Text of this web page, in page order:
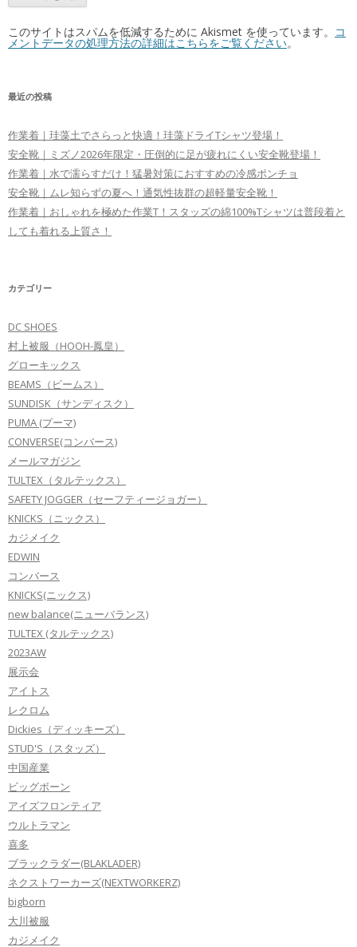
このサイトはスパムを低減するために Akismet を使っています。 コ
メントデータの処理方法の詳細はこちらをご覧ください。
最近の投稿
作業着｜珪藻土でさらっと快適！珪藻ドライTシャツ登場！
安全靴｜ミズノ2026年限定・圧倒的に足が疲れにくい安全靴登場！
作業着｜水で濡らすだけ！猛暑対策におすすめの冷感ポンチョ
安全靴｜ムレ知らずの夏へ！通気性抜群の超軽量安全靴！
作業着｜おしゃれを極めた作業T！スタッズの綿100%Tシャツは普段着と
しても着れる上質さ！
カテゴリー
DC SHOES
村上被服（HOOH-鳳皇）
グローキックス
BEAMS（ビームス）
SUNDISK（サンディスク）
PUMA (プーマ)
CONVERSE(コンバース)
メールマガジン
TULTEX（タルテックス）
SAFETY JOGGER（セーフティージョガー）
KNICKS（ニックス）
カジメイク
EDWIN
コンバース
KNICKS(ニックス)
new balance(ニューバランス)
TULTEX (タルテックス)
2023AW
展示会
アイトス
レクロム
Dickies（ディッキーズ）
STUD'S（スタッズ）
中国産業
ビッグボーン
アイズフロンティア
ウルトラマン
喜多
ブラックラダー(BLAKLADER)
ネクストワーカーズ(NEXTWORKERZ)
bigborn
大川被服
カジメイク